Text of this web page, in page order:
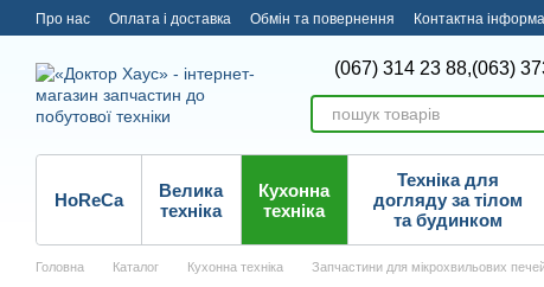
Перейти до основного контенту
Про нас Оплата і доставка Обмін та повернення Контактна
(067) 314 23 88,(063)
HoReCa
Велика
техніка
Кухонна
техніка
Техніка для
догляду за тілом
та будинком
Головна Каталог Кухонна техніка Запчастини для мікрохвильових